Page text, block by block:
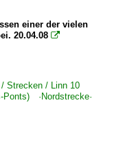
einer der vielen
20.04.08 
/ Strecken / Linn 10
Ponts) ·Nordstrecke·